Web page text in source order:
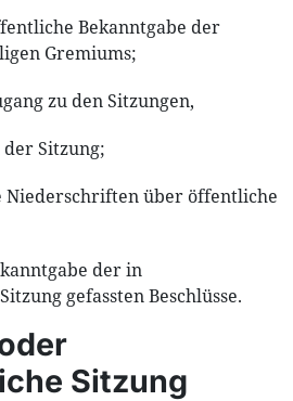
Bekanntgabe der
Gremiums;
zu den Sitzungen,
Sitzung;
Niederschriften über öffentliche
der in
gefassten Beschlüsse.
Sitzung